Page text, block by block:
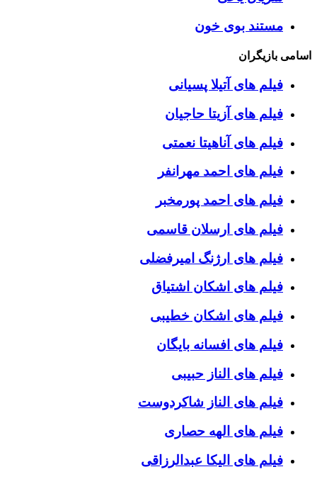
مستند بوی خون
اسامی بازیگران
فیلم های آتیلا پسیانی
فیلم های آزیتا حاجیان
فیلم های آناهیتا نعمتی
فیلم های احمد مهرانفر
فیلم های احمد پورمخبر
فیلم های ارسلان قاسمی
فیلم های ارژنگ امیرفضلی
فیلم های اشکان اشتیاق
فیلم های اشکان خطیبی
فیلم های افسانه بایگان
فیلم های الناز حبیبی
فیلم های الناز شاکردوست
فیلم های الهه حصاری
فیلم های الیکا عبدالرزاقی